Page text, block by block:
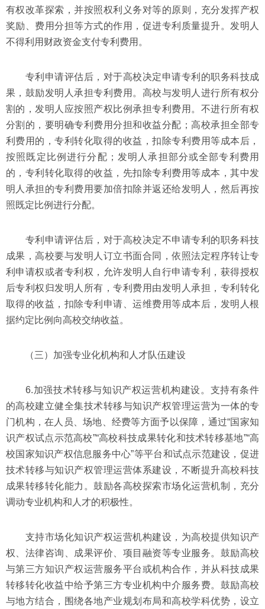
有权改革探索，并按照权利义务对等的原则，充分发挥产权
奖励、费用分担等方式的作用，促进专利质量提升。发明人
不得利用财政资金支付专利费用。
专利申请评估后，对于高校决定申请专利的职务科技成
果，鼓励发明人承担专利费用。高校与发明人进行所有权分
割的，发明人应按照产权比例承担专利费用。不进行所有权
分割的，要明确专利费用分担和收益分配；高校承担全部专
利费用的，专利转化取得的收益，扣除专利费用等成本后，
按照既定比例进行分配；发明人承担部分或全部专利费用
的，专利转化取得的收益，先扣除专利费用等成本，其中发
明人承担的专利费用要加倍扣除并返还给发明人，然后再按
照既定比例进行分配。
专利申请评估后，对于高校决定不申请专利的职务科技
成果，高校要与发明人订立书面合同，依照法定程序转让专
利申请权或者专利权，允许发明人自行申请专利，获得授权
后专利权归发明人所有，专利费用由发明人承担，专利转化
取得的收益，扣除专利申请、运维费用等成本后，发明人根
据约定比例向高校交纳收益。
（三）加强专业化机构和人才队伍建设
6.加强技术转移与知识产权运营机构建设。支持有条件
的高校建立健全集技术转移与知识产权管理运营为一体的专
门机构，在人员、场地、经费等方面予以保障，通过“国家知
识产权试点示范高校”“高校科技成果转化和技术转移基地”“高
校国家知识产权信息服务中心”等平台和试点示范建设，促进
技术转移与知识产权管理运营体系建设，不断提升高校科技
成果转移转化能力。鼓励各高校探索市场化运营机制，充分
调动专业机构和人才的积极性。
支持市场化知识产权运营机构建设，为高校提供知识产
权、法律咨询、成果评价、项目融资等专业服务。鼓励高校
与第三方知识产权运营服务平台或机构合作，并从科技成果
转移转化收益中给予第三方专业机构中介服务费。鼓励高校
与地方结合，围绕各地产业规划布局和高校学科优势，设立